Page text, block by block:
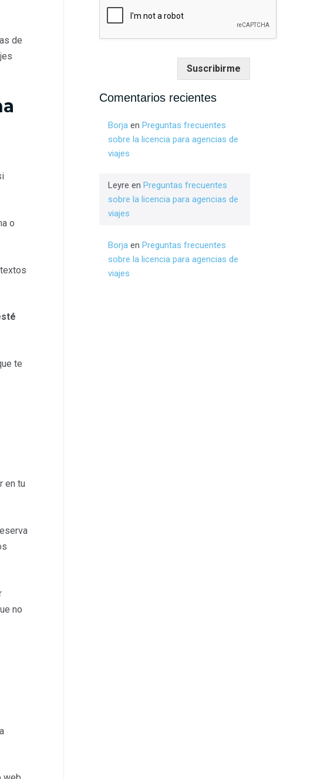
de
o
te
en tu
no
Suscribirme
Comentarios recientes
Borja en Preguntas frecuentes
sobre la licencia para agencias de
viajes
Leyre en Preguntas frecuentes
sobre la licencia para agencias de
viajes
Borja en Preguntas frecuentes
sobre la licencia para agencias de
viajes